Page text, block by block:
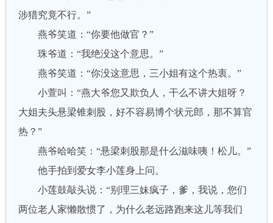
涉猎究竟不行。”
燕爷笑道：“你要他做官？”
珠爷道：“我绝没这个意思。”
燕爷笑道：“你没这意思，三小姐有这个热衷。”
小萱叫：“燕大爷您又欺负人，干么不讲大姐呀？
大姐夫头悬梁锥刺股，好不容易博个状元郎，那不算官
热？”
燕爷哈哈笑：“悬梁刺股那是什么滋味咦！松儿。”
他手拍到爱女李小莲身上问。
小莲鼓敲头说：“别理三妹疯子，爹，我说，您们
两位老人家懒散惯了，为什么老远路跑来这儿等我们